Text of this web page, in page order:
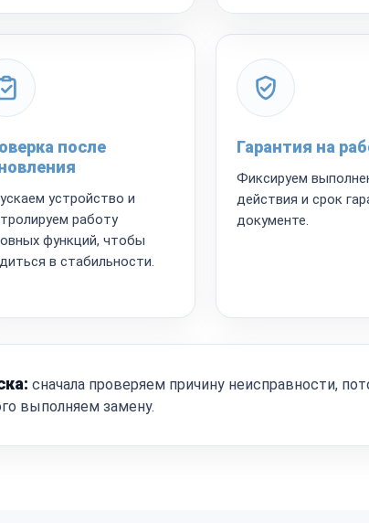
после
устройство и
работу
функций, чтобы
в стабильности.
Гарантия на
Фиксируем
действия и срок
документе.
сначала проверяем причину неисправности,
выполняем замену.